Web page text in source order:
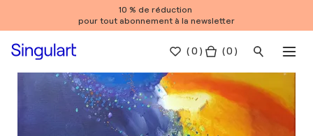
10 % de réduction
pour tout abonnement à la newsletter
(0 ) ( 0 )